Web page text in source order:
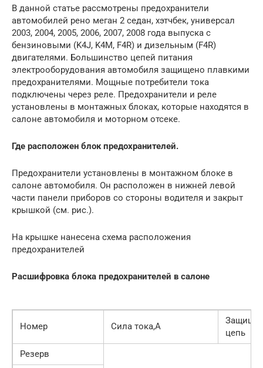
В данной статье рассмотрены предохранители
автомобилей рено меган 2 седан, хэтчбек, универсал
2003, 2004, 2005, 2006, 2007, 2008 года выпуска с
бензиновыми (K4J, K4M, F4R) и дизельным (F4R)
двигателями. Большинство цепей питания
электрооборудования автомобиля защищено плавкими
предохранителями. Мощные потребители тока
подключены через реле. Предохранители и реле
установлены в монтажных блоках, которые находятся в
салоне автомобиля и моторном отсеке.
Где расположен блок предохранителей.
Предохранители установлены в монтажном блоке в
салоне автомобиля. Он расположен в нижней левой
части панели приборов со стороны водителя и закрыт
крышкой (см. рис.).
На крышке нанесена схема расположения
предохранителей
Расшифровка блока предохранителей в салоне
Номер Сила тока,А
цепь
Резерв